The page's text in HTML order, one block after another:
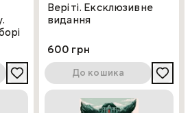
Веріті. Ексклюзивне
видання
600 грн
До кошика